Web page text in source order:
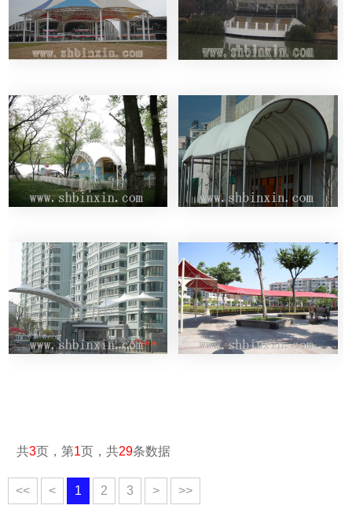
共3页，第1页，共29条数据
<< < 1 2 3 > >>